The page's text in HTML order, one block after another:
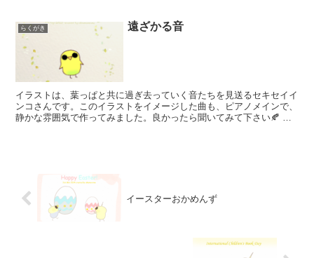
らくがき 遠ざかる音
イラストは、葉っぱと共に過ぎ去っていく音たちを見送るセキセイイ
ンコさんです。このイラストをイメージした曲も、ピアノメインで、
静かな雰囲気で作ってみました。良かったら聞いてみて下さい🍂 去
イースターおかめんず